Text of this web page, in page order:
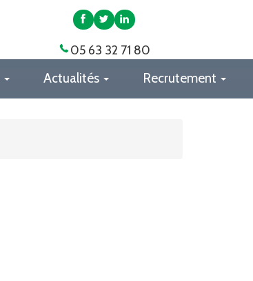
APAS
sur
Facebook
APAS
sur
Twitter
APAS
sur
LinkedIn
05 63 32 71 80
Actualités Recrutement